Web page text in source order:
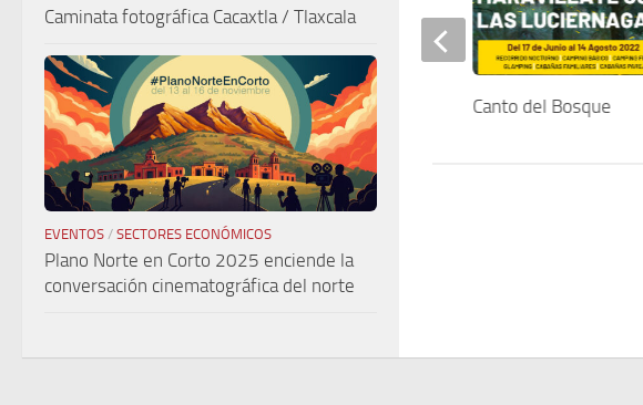
Viveros Montebelo Canto del Bosque
Caminata fotográfica Cacaxtla / Tlaxcala
EVENTOS / SECTORES ECONÓMICOS
Plano Norte en Corto 2025 enciende la
conversación cinematográfica del norte